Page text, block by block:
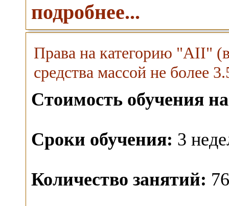
подробнее...
Права на категорию "AII"
средства массой не более
Стоимость обучения
Сроки обучения: 3
Количество занятий: